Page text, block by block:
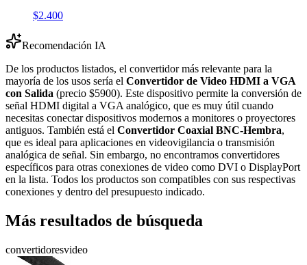
$2.400
Recomendación IA
De los productos listados, el convertidor más relevante para la
mayoría de los usos sería el Convertidor de Video HDMI a VGA
con Salida (precio $5900). Este dispositivo permite la conversión de
señal HDMI digital a VGA analógico, que es muy útil cuando
necesitas conectar dispositivos modernos a monitores o proyectores
antiguos. También está el Convertidor Coaxial BNC-Hembra,
que es ideal para aplicaciones en videovigilancia o transmisión
analógica de señal. Sin embargo, no encontramos convertidores
específicos para otras conexiones de video como DVI o DisplayPort
en la lista. Todos los productos son compatibles con sus respectivas
conexiones y dentro del presupuesto indicado.
Más resultados de búsqueda
convertidoresvideo